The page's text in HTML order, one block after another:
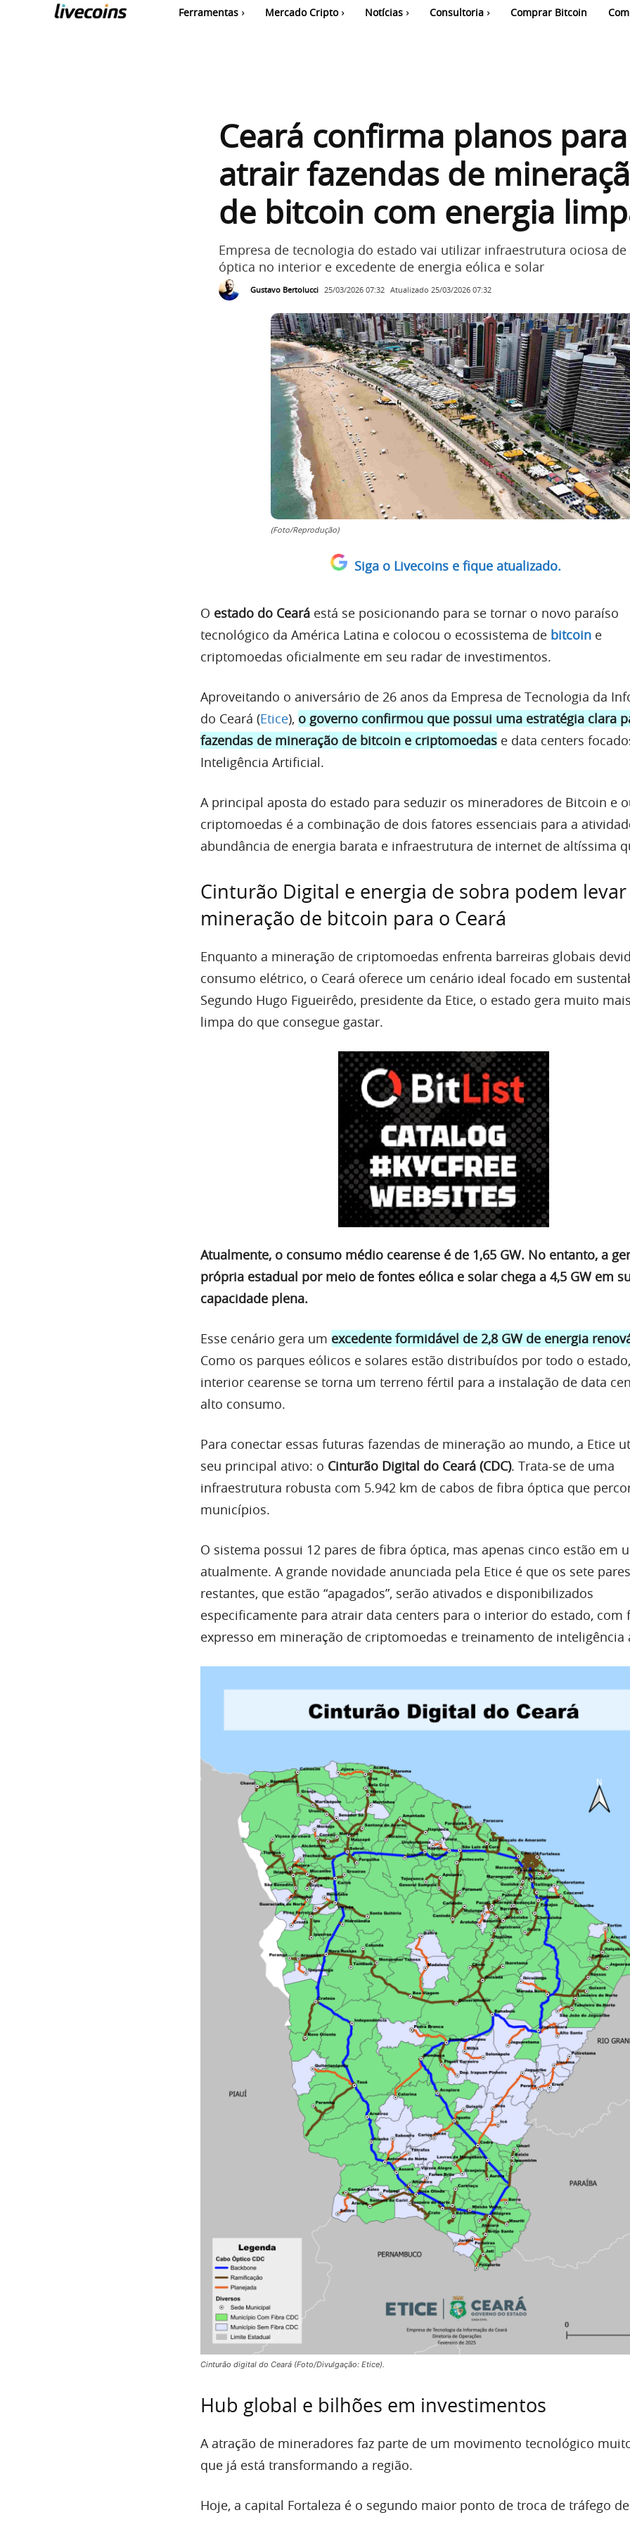
Ferramentas Mercado Cripto Notícias Consultoria Comprar Bitcoin
Ceará confirma planos para
atrair fazendas de
de bitcoin com energia
Empresa de tecnologia do estado vai utilizar infraestrutura ociosa
óptica no interior e excedente de energia eólica e solar
Gustavo Bertolucci 25/03/2026 07:32 Atualizado 25/03/2026 07:32
(Foto/Reprodução)
Siga o Livecoins e fique atualizado.
O estado do Ceará está se posicionando para se tornar o novo paraíso
tecnológico da América Latina e colocou o ecossistema de bitcoin e
criptomoedas oficialmente em seu radar de investimentos.
Aproveitando o aniversário de 26 anos da Empresa de Tecnologia da
do Ceará (Etice), o governo confirmou que possui uma estratégia clara
fazendas de mineração de bitcoin e criptomoedas e data centers
Inteligência Artificial.
A principal aposta do estado para seduzir os mineradores de Bitcoin e
criptomoedas é a combinação de dois fatores essenciais para a
abundância de energia barata e infraestrutura de internet de altíssima
Cinturão Digital e energia de sobra podem levar
mineração de bitcoin para o Ceará
Enquanto a mineração de criptomoedas enfrenta barreiras globais
consumo elétrico, o Ceará oferece um cenário ideal focado em
Segundo Hugo Figueirêdo, presidente da Etice, o estado gera muito
limpa do que consegue gastar.
Atualmente, o consumo médio cearense é de 1,65 GW. No entanto, a
própria estadual por meio de fontes eólica e solar chega a 4,5 GW em
capacidade plena.
Esse cenário gera um excedente formidável de 2,8 GW de energia
Como os parques eólicos e solares estão distribuídos por todo o
interior cearense se torna um terreno fértil para a instalação de data
alto consumo.
Para conectar essas futuras fazendas de mineração ao mundo, a Etice
seu principal ativo: o Cinturão Digital do Ceará (CDC). Trata-se de uma
infraestrutura robusta com 5.942 km de cabos de fibra óptica que
municípios.
O sistema possui 12 pares de fibra óptica, mas apenas cinco estão em
atualmente. A grande novidade anunciada pela Etice é que os sete pares
restantes, que estão “apagados”, serão ativados e disponibilizados
especificamente para atrair data centers para o interior do estado, com
expresso em mineração de criptomoedas e treinamento de inteligência
Cinturão digital do Ceará (Foto/Divulgação: Etice).
Hub global e bilhões em investimentos
A atração de mineradores faz parte de um movimento tecnológico
que já está transformando a região.
Hoje, a capital Fortaleza é o segundo maior ponto de troca de tráfego